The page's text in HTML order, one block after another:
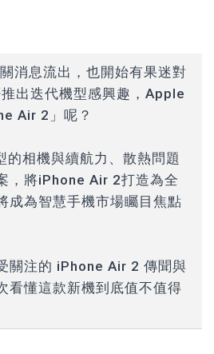
消息流出，也開始有果迷對
出迭代機型感興趣，Apple
Air 2」呢？
相機與續航力、散熱問題
，將iPhone Air 2打造為全
成為智慧手機市場矚目焦點
關注的 iPhone Air 2 傳聞與
看懂這款新機到底值不值得